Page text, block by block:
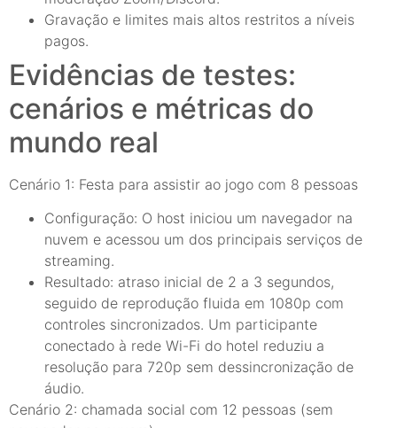
Gravação e limites mais altos restritos a níveis
pagos.
Evidências de testes:
cenários e métricas do
mundo real
Cenário 1: Festa para assistir ao jogo com 8 pessoas
Configuração: O host iniciou um navegador na
nuvem e acessou um dos principais serviços de
streaming.
Resultado: atraso inicial de 2 a 3 segundos,
seguido de reprodução fluida em 1080p com
controles sincronizados. Um participante
conectado à rede Wi-Fi do hotel reduziu a
resolução para 720p sem dessincronização de
áudio.
Cenário 2: chamada social com 12 pessoas (sem